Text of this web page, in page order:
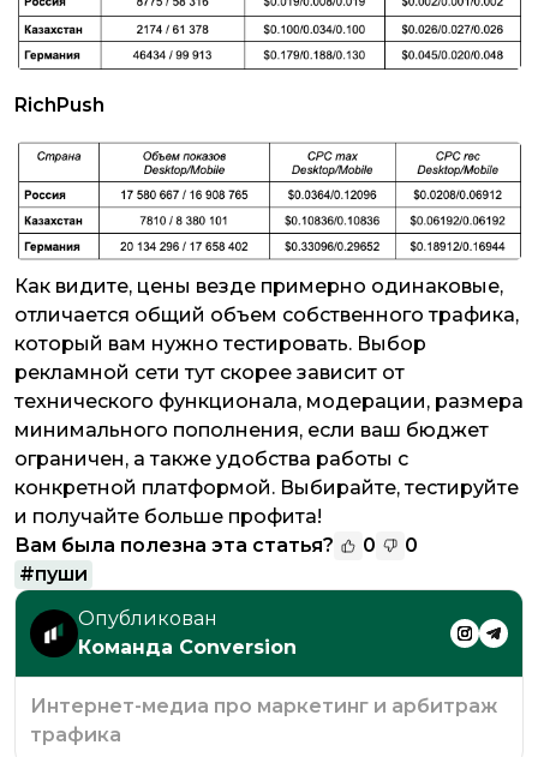
RichPush
Как видите, цены ​​везде примерно одинаковые,
отличается общий объем собственного трафика,
который вам нужно тестировать. Выбор
рекламной сети тут скорее зависит от
технического функционала, модерации, размера
минимального пополнения, если ваш бюджет
ограничен, а также удобства работы с
конкретной платформой. Выбирайте, тестируйте
и получайте больше профита!
Вам была полезна эта статья?
0
0
#пуши
Опубликован
Команда Conversion
Интернет-медиа про маркетинг и арбитраж
трафика